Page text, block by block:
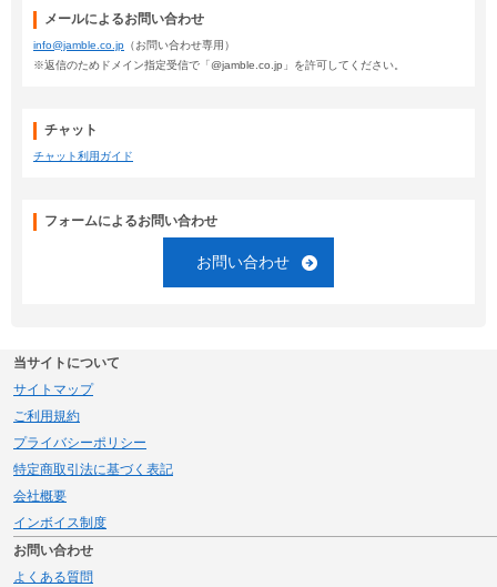
メールによるお問い合わせ
info@jamble.co.jp （お問い合わせ専用）
※返信のためドメイン指定受信で「@jamble.co.jp」を許可してください。
チャット
チャット利用ガイド
フォームによるお問い合わせ
お問い合わせ
当サイトについて
サイトマップ
ご利用規約
プライバシーポリシー
特定商取引法に基づく表記
会社概要
インボイス制度
お問い合わせ
よくある質問